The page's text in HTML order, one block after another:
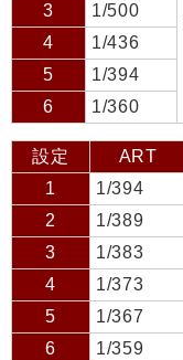
3
1/500
4
1/436
5
1/394
6
1/360
設定 ART
1
1/394
2
1/389
3
1/383
4
1/373
5
1/367
6
1/359